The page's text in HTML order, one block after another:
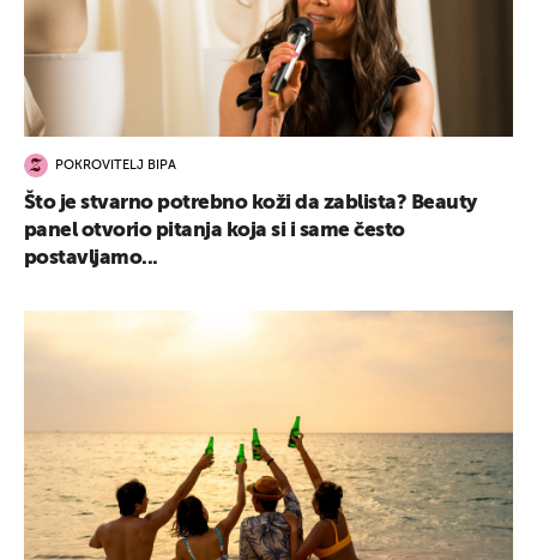
POKROVITELJ BIPA
Što je stvarno potrebno koži da zablista? Beauty
panel otvorio pitanja koja si i same često
postavljamo...